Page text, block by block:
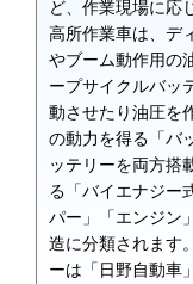
ど、作業現場に応
高所作業車は、デ
やブーム動作用の
ープサイクルバッ
動させたり油圧を
の動力を得る「バ
ッテリーを両方搭
る「バイエナジー
パー」「エンジン
造に分類されます
ーは「日野自動車